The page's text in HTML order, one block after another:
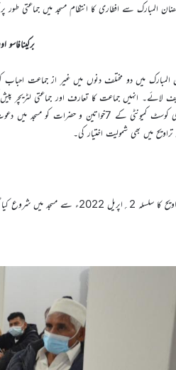
المبارک سے افطاری کا انتظام مسجد میں جماعتی طور
ہفتہ آئیوری کوسٹ کمیونٹی کے
میں بھی شمولیت اختیار کی۔
کیا گیا جو کہ یکم مئی تک باقاعدگی سے چلتا رہا۔ جس میں خدام و انصار شامل ہوتے رہے۔